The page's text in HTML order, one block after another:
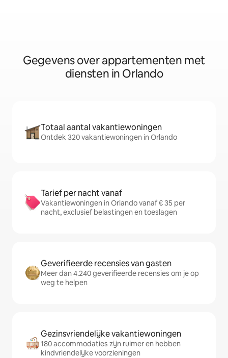
Gegevens over appartementen met
diensten in Orlando
Totaal aantal vakantiewoningen
Ontdek 320 vakantiewoningen in Orlando
Tarief per nacht vanaf
Vakantiewoningen in Orlando vanaf € 35 per
nacht, exclusief belastingen en toeslagen
Geverifieerde recensies van gasten
Meer dan 4.240 geverifieerde recensies om je op
weg te helpen
Gezinsvriendelijke vakantiewoningen
180 accommodaties zijn ruimer en hebben
kindvriendelijke voorzieningen